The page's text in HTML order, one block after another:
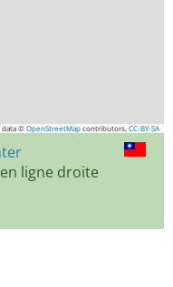
data ©OpenStreetMap contributors, CC-BY-SA
ligne droite